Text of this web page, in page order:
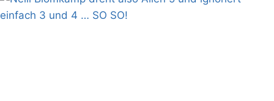
RACE
HAT